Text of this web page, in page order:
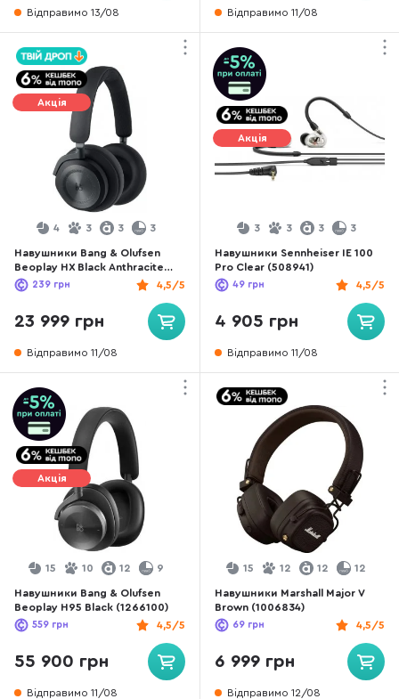
Відправимо 13/08 Відправимо 11/08
Акція
4 3 3 3
Навушники Bang & Olufsen
Beoplay HX Black Anthracite
(1224000)
4,5/5
239 грн
23 999 грн
Відправимо 11/08
Акція
3 3 3 3
Навушники Sennheiser IE 100
Pro Clear (508941)
4,5/5
49 грн
4 905 грн
Відправимо 11/08
Акція
15 10 12 9
Навушники Bang & Olufsen
Beoplay H95 Black (1266100)
4,5/5
559 грн
55 900 грн
Відправимо 11/08
15 12 12 12
Навушники Marshall Major V
Brown (1006834)
4,5/5
69 грн
6 999 грн
Відправимо 12/08